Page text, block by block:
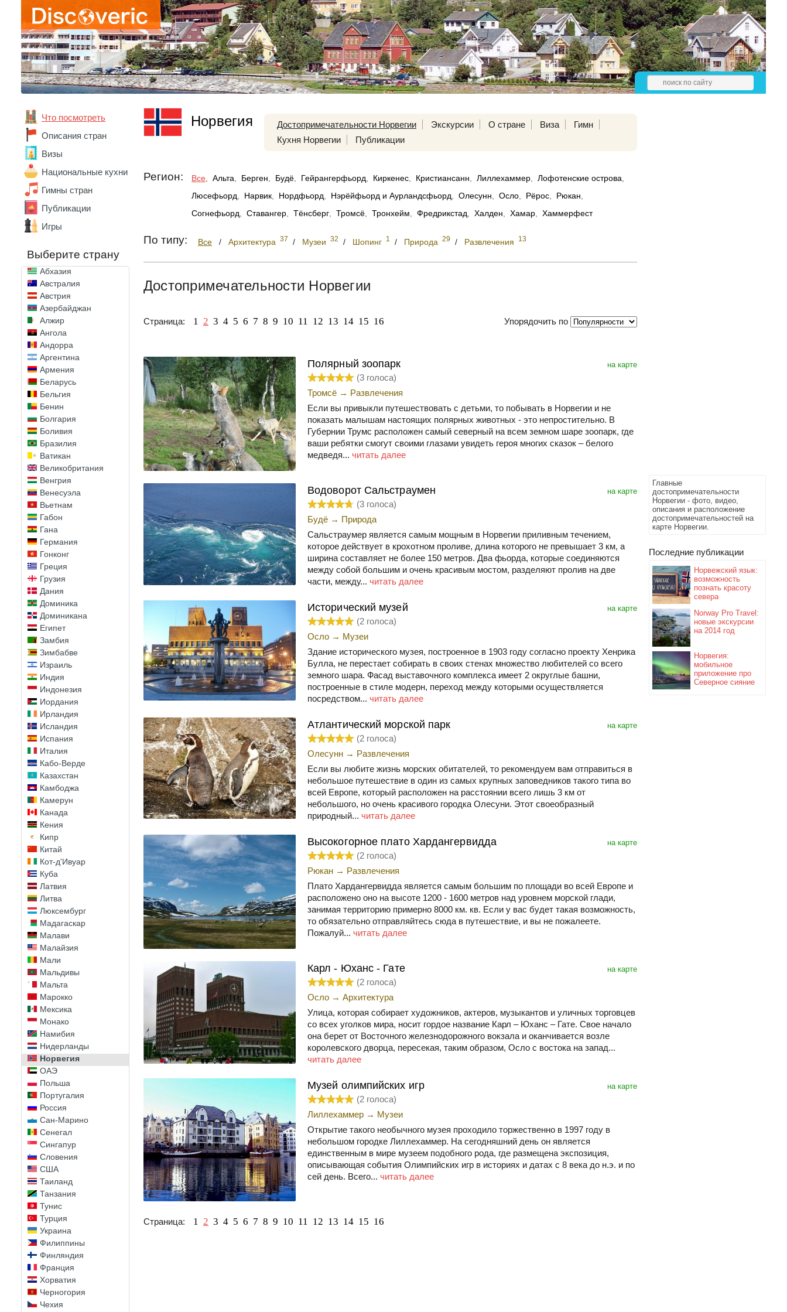
Что посмотреть
Описания стран
Визы
Национальные кухни
Гимны стран
Публикации
Игры
Выберите страну
Абхазия
Австралия
Австрия
Азербайджан
Алжир
Ангола
Андорра
Аргентина
Армения
Беларусь
Бельгия
Бенин
Болгария
Боливия
Бразилия
Ватикан
Великобритания
Венгрия
Венесуэла
Вьетнам
Габон
Гана
Германия
Гонконг
Греция
Грузия
Дания
Доминика
Доминикана
Египет
Замбия
Зимбабве
Израиль
Индия
Индонезия
Иордания
Ирландия
Исландия
Испания
Италия
Кабо-Верде
Казахстан
Камбоджа
Камерун
Канада
Кения
Кипр
Китай
Кот-д'Ивуар
Куба
Латвия
Литва
Люксембург
Мадагаскар
Малави
Малайзия
Мали
Мальдивы
Мальта
Марокко
Мексика
Монако
Намибия
Нидерланды
Норвегия
ОАЭ
Польша
Португалия
Россия
Сан-Марино
Сенегал
Сингапур
Словения
США
Таиланд
Танзания
Тунис
Турция
Украина
Филиппины
Финляндия
Франция
Хорватия
Черногория
Чехия
Главные
достопримечательности
Норвегии - фото, видео,
описания и расположение
достопримечательностей на
карте Норвегии.
Последние публикации
Норвежский язык:
возможность
познать красоту
севера
Norway Pro Travel:
новые экскурсии
на 2014 год
Норвегия:
мобильное
приложение про
Северное сияние
Норвегия Достопримечательности Норвегии Экскурсии О стране Виза
Гимн
Кухня Норвегии
Публикации
Регион: Все Альта Берген Будё Гейрангерфьорд Киркенес Кристиансанн Лиллехаммер Лофотенские острова
Люсефьорд
Нарвик Нордфьорд Нэрёйфьорд и Аурландсфьорд Олесунн Осло Рёрос Рюкан
Согнефьорд
Ставангер Тёнсберг Тромсё Тронхейм Фредрикстад Халден Хамар Хаммерфест
По типу: Все / Архитектура 37 / Музеи 32 / Шопинг 1 / Природа 29 / Развлечения 13
Достопримечательности Норвегии
Упорядочить по
Страница: 1 2 3 4 5 6 7 8 9 10 11 12 13 14 15 16
на карте
Полярный зоопарк
(3 голоса)
Тромсё → Развлечения
Если вы привыкли путешествовать с детьми, то побывать в Норвегии и не
показать малышам настоящих полярных животных - это непростительно. В
Губернии Трумс расположен самый северный на всем земном шаре зоопарк, где
ваши ребятки смогут своими глазами увидеть героя многих сказок – белого
медведя... читать далее
на карте
Водоворот Сальстраумен
(3 голоса)
Будё → Природа
Сальстраумер является самым мощным в Норвегии приливным течением,
которое действует в крохотном проливе, длина которого не превышает 3 км, а
ширина составляет не более 150 метров. Два фьорда, которые соединяются
между собой большим и очень красивым мостом, разделяют пролив на две
части, между... читать далее
на карте
Исторический музей
(2 голоса)
Осло → Музеи
Здание исторического музея, построенное в 1903 году согласно проекту Хенрика
Булла, не перестает собирать в своих стенах множество любителей со всего
земного шара. Фасад выставочного комплекса имеет 2 округлые башни,
построенные в стиле модерн, переход между которыми осуществляется
посредством... читать далее
на карте
Атлантический морской парк
(2 голоса)
Олесунн → Развлечения
Если вы любите жизнь морских обитателей, то рекомендуем вам отправиться в
небольшое путешествие в один из самых крупных заповедников такого типа во
всей Европе, который расположен на расстоянии всего лишь 3 км от
небольшого, но очень красивого городка Олесуни. Этот своеобразный
природный... читать далее
на карте
Высокогорное плато Хардангервидда
(2 голоса)
Рюкан → Развлечения
Плато Хардангервидда является самым большим по площади во всей Европе и
расположено оно на высоте 1200 - 1600 метров над уровнем морской глади,
занимая территорию примерно 8000 км. кв. Если у вас будет такая возможность,
то обязательно отправляйтесь сюда в путешествие, и вы не пожалеете.
Пожалуй... читать далее
на карте
Карл - Юханс - Гате
(2 голоса)
Осло → Архитектура
Улица, которая собирает художников, актеров, музыкантов и уличных торговцев
со всех уголков мира, носит гордое название Карл – Юханс – Гате. Свое начало
она берет от Восточного железнодорожного вокзала и оканчивается возле
королевского дворца, пересекая, таким образом, Осло с востока на запад...
читать далее
на карте
Музей олимпийских игр
(2 голоса)
Лиллехаммер → Музеи
Открытие такого необычного музея проходило торжественно в 1997 году в
небольшом городке Лиллехаммер. На сегодняшний день он является
единственным в мире музеем подобного рода, где размещена экспозиция,
описывающая события Олимпийских игр в историях и датах с 8 века до н.э. и по
сей день. Всего... читать далее
Страница: 1 2 3 4 5 6 7 8 9 10 11 12 13 14 15 16